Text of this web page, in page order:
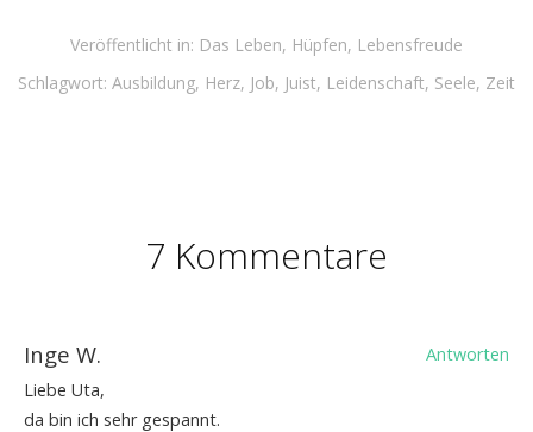
Veröffentlicht in: Das Leben, Hüpfen, Lebensfreude
Schlagwort: Ausbildung, Herz, Job, Juist, Leidenschaft, Seele, Zeit
7 Kommentare
Inge W.
Antworten
Liebe Uta,
da bin ich sehr gespannt.